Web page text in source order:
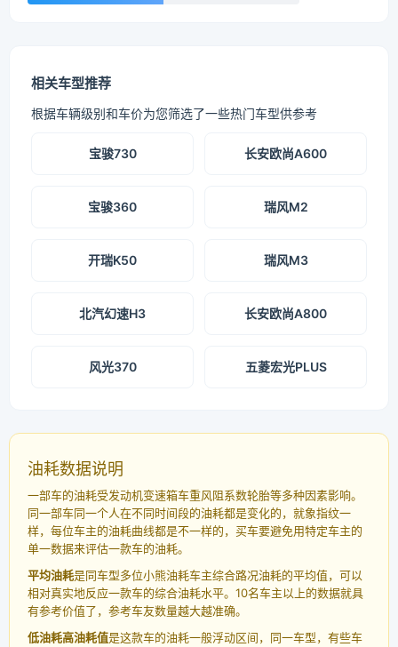
相关车型推荐
根据车辆级别和车价为您筛选了一些热门车型供参考
宝骏730 长安欧尚A600
宝骏360 瑞风M2
开瑞K50 瑞风M3
北汽幻速H3 长安欧尚A800
风光370 五菱宏光PLUS
油耗数据说明
一部车的油耗受发动机变速箱车重风阻系数轮胎等多种因素影响。
同一部车同一个人在不同时间段的油耗都是变化的，就象指纹一
样，每位车主的油耗曲线都是不一样的，买车要避免用特定车主的
单一数据来评估一款车的油耗。
平均油耗是同车型多位小熊油耗车主综合路况油耗的平均值，可以
相对真实地反应一款车的综合油耗水平。10名车主以上的数据就具
有参考价值了，参考车友数量越大越准确。
低油耗高油耗值是这款车的油耗一般浮动区间，同一车型，有些车